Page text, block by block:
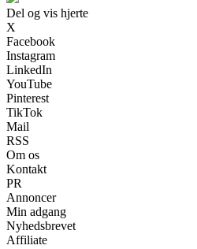
Del og vis hjerte
X
Facebook
Instagram
LinkedIn
YouTube
Pinterest
TikTok
Mail
RSS
Om os
Kontakt
PR
Annoncer
Min adgang
Nyhedsbrevet
Affiliate